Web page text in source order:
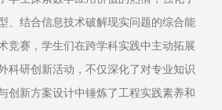
、结合信息技术破解现实问题的综合能
竞赛，学生们在跨学科实践中主动拓展
科研创新活动，不仅深化了对专业知识
创新方案设计中锤炼了工程实践素养和